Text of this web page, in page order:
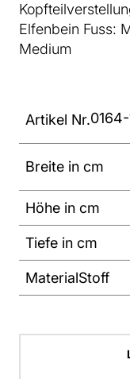
Elfenbein Fuss:
Medium
Artikel Nr.
Breite in cm
Höhe in cm
Tiefe in cm
MaterialStoff